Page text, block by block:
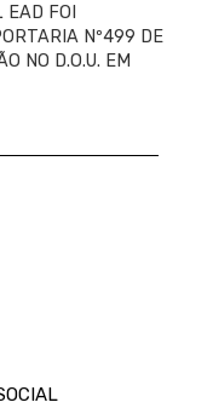
FOI
Nº499 DE
NO D.O.U. EM